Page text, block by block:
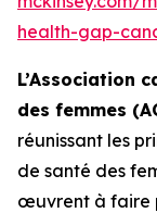
health-gap-
L’Association
des femmes
réunissant les
de santé des
œuvrent à faire